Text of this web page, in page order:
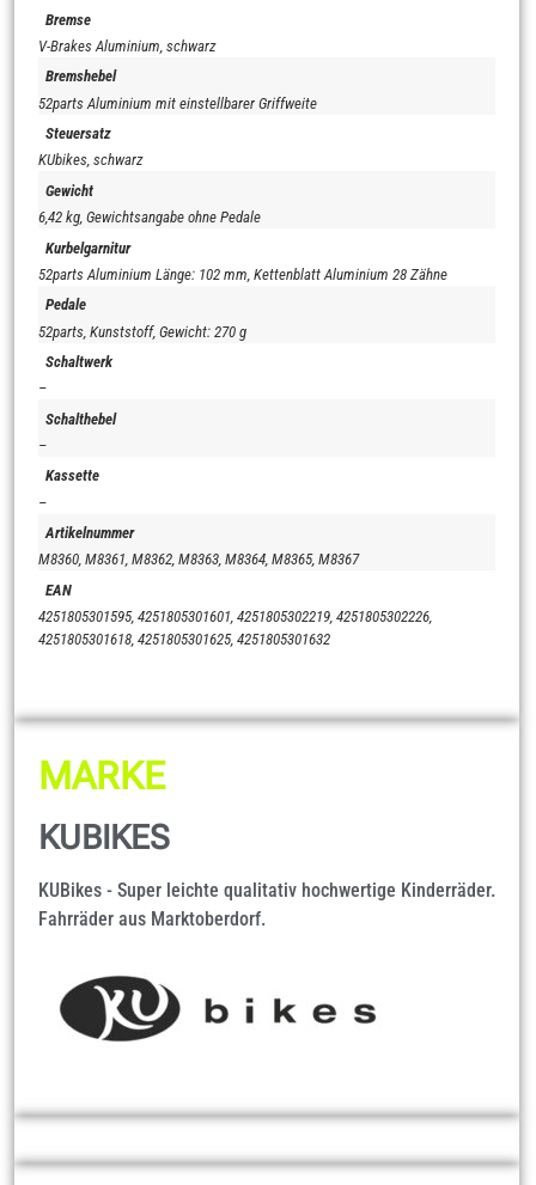
Bremse
V-Brakes Aluminium, schwarz
Bremshebel
52parts Aluminium mit einstellbarer Griffweite
Steuersatz
KUbikes, schwarz
Gewicht
6,42 kg, Gewichtsangabe ohne Pedale
Kurbelgarnitur
52parts Aluminium Länge: 102 mm, Kettenblatt Aluminium 28 Zähne
Pedale
52parts, Kunststoff, Gewicht: 270 g
Schaltwerk
–
Schalthebel
–
Kassette
–
Artikelnummer
M8360, M8361, M8362, M8363, M8364, M8365, M8367
EAN
4251805301595, 4251805301601, 4251805302219, 4251805302226,
4251805301618, 4251805301625, 4251805301632
MARKE
KUBIKES
KUBikes - Super leichte qualitativ hochwertige Kinderräder.
Fahrräder aus Marktoberdorf.